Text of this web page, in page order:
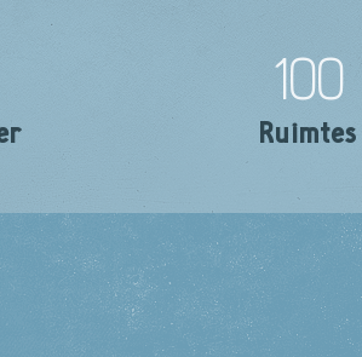
100
Ruimtes